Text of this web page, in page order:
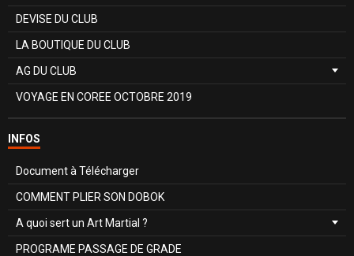
DEVISE DU CLUB
LA BOUTIQUE DU CLUB
AG DU CLUB
VOYAGE EN COREE OCTOBRE 2019
INFOS
Document à Télécharger
COMMENT PLIER SON DOBOK
A quoi sert un Art Martial ?
PROGRAME PASSAGE DE GRADE